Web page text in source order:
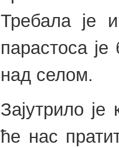
Требала је
парастоса
над селом.
Зајутрило
ће нас